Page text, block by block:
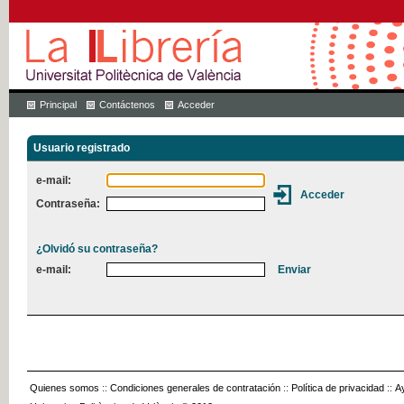
Principal Contáctenos Acceder
Usuario registrado
e-mail:
Contraseña:
¿Olvidó su contraseña?
e-mail:
Quienes somos :: Condiciones generales de contratación :: Política de privacidad ::